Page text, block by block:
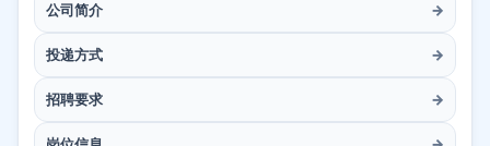
公司简介 →
投递方式 →
招聘要求 →